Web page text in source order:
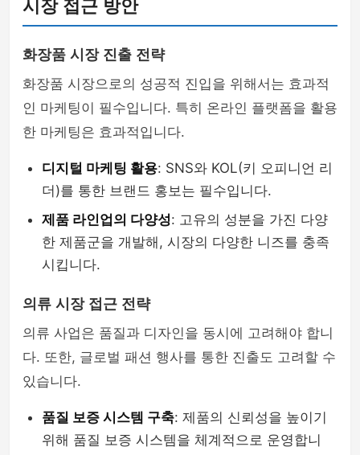
시장 접근 방안
화장품 시장 진출 전략
화장품 시장으로의 성공적 진입을 위해서는 효과적
인 마케팅이 필수입니다. 특히 온라인 플랫폼을 활용
한 마케팅은 효과적입니다.
디지털 마케팅 활용: SNS와 KOL(키 오피니언 리
더)를 통한 브랜드 홍보는 필수입니다.
제품 라인업의 다양성: 고유의 성분을 가진 다양
한 제품군을 개발해, 시장의 다양한 니즈를 충족
시킵니다.
의류 시장 접근 전략
의류 사업은 품질과 디자인을 동시에 고려해야 합니
다. 또한, 글로벌 패션 행사를 통한 진출도 고려할 수
있습니다.
품질 보증 시스템 구축: 제품의 신뢰성을 높이기
위해 품질 보증 시스템을 체계적으로 운영합니